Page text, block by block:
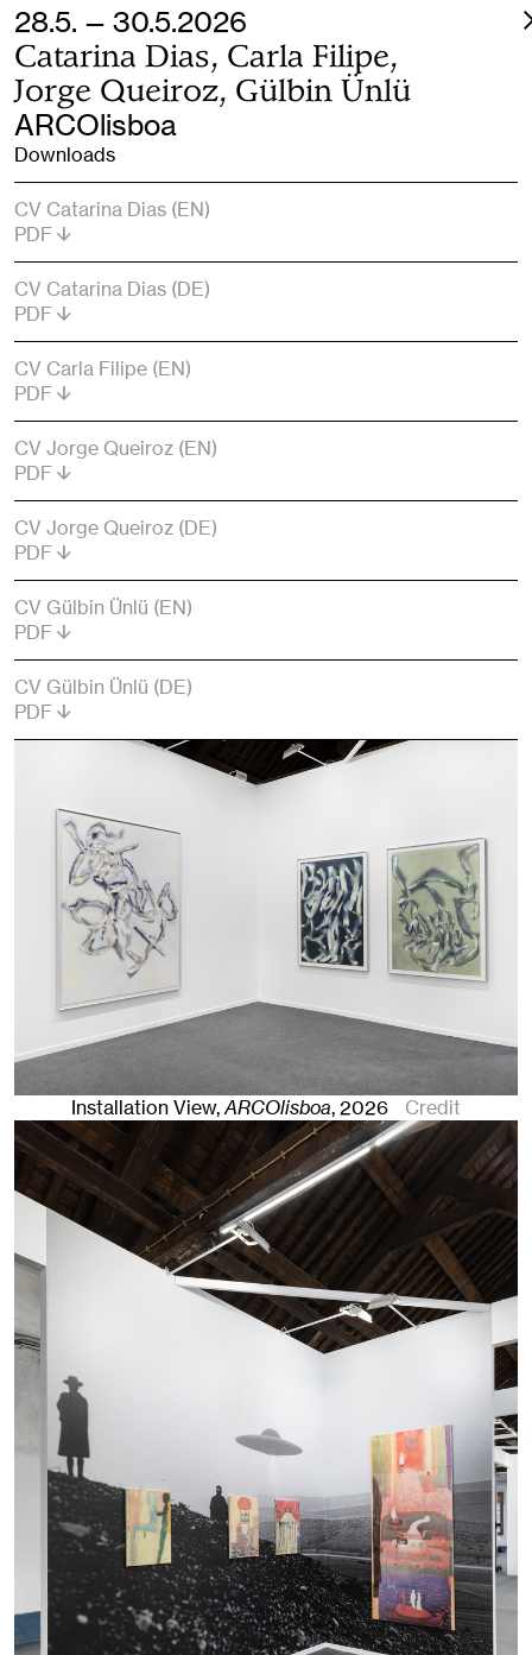
28.5. — 30.5.2026
Catarina Dias, Carla Filipe,
Jorge Queiroz, Gülbin Ünlü
ARCOlisboa
Downloads
CV Catarina Dias (EN)
PDF
CV Catarina Dias (DE)
PDF
CV Carla Filipe (EN)
PDF
CV Jorge Queiroz (EN)
PDF
CV Jorge Queiroz (DE)
PDF
CV Gülbin Ünlü (EN)
PDF
CV Gülbin Ünlü (DE)
PDF
Installation View,ARCOlisboa,2026 Credit